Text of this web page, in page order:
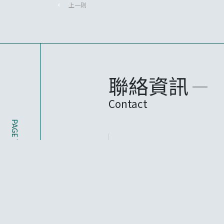
上一則
聯絡資訊
Contact
PAGE TOP